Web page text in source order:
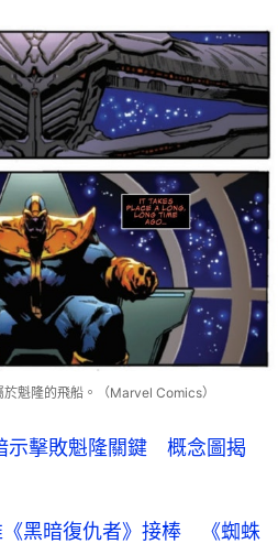
魁隆的飛船。（Marvel Comics）
示擊敗魁隆關鍵 概念圖揭
《黑暗復仇者》接棒 《蜘蛛